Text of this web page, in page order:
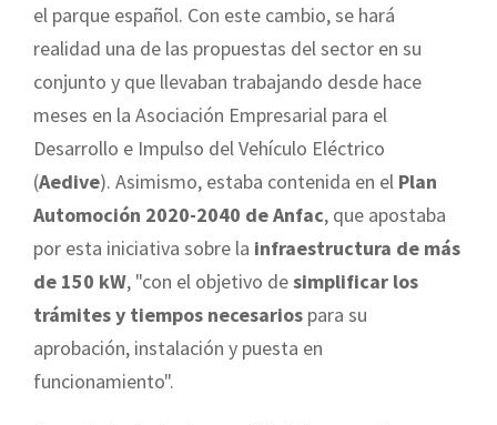
el parque español. Con este cambio, se hará
realidad una de las propuestas del sector en su
conjunto y que llevaban trabajando desde hace
meses en la Asociación Empresarial para el
Desarrollo e Impulso del Vehículo Eléctrico
(Aedive). Asimismo, estaba contenida en el Plan
Automoción 2020-2040 de Anfac, que apostaba
por esta iniciativa sobre la infraestructura de más
de 150 kW, "con el objetivo desimplificar los
trámites y tiempos necesarios para su
aprobación, instalación y puesta en
funcionamiento".